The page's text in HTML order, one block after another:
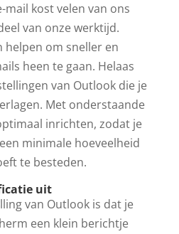
mail kost velen van ons
van onze werktijd.
helpen om sneller en
heen te gaan. Helaas
van Outlook die je
Met onderstaande
inrichten, zodat je
minimale hoeveelheid
te besteden.
uit
van Outlook is dat je
een klein berichtje